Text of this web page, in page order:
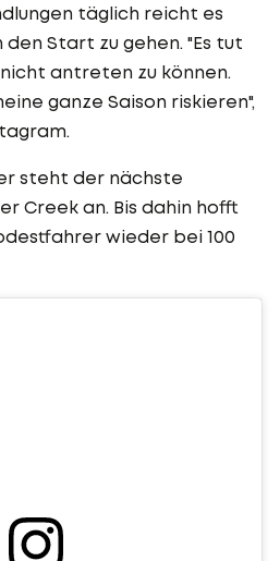
täglich reicht es
den Start zu gehen. "Es tut
antreten zu können.
ganze Saison riskieren",
steht der nächste
Creek an. Bis dahin hofft
wieder bei 100